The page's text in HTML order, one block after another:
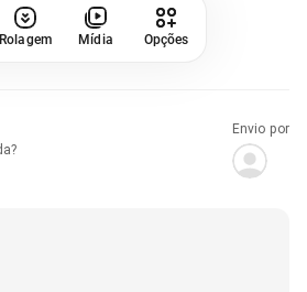
Rolagem Mídia Opções
Envio por